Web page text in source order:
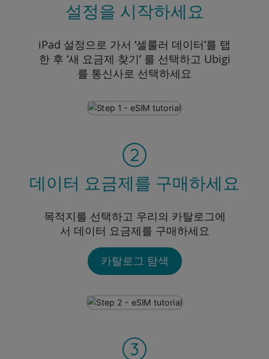
설정을 시작하세요
iPad 설정으로 가서 ‘셀룰러 데이터’를 탭
한 후 ‘새 요금제 찾기’ 를 선택하고 Ubigi
를 통신사로 선택하세요
데이터 요금제를 구매하세요
목적지를 선택하고 우리의 카탈로그에
서 데이터 요금제를 구매하세요
카탈로그 탐색